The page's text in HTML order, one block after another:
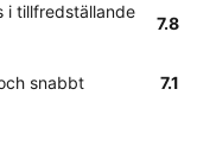
i tillfredställande
7.8
snabbt 7.1